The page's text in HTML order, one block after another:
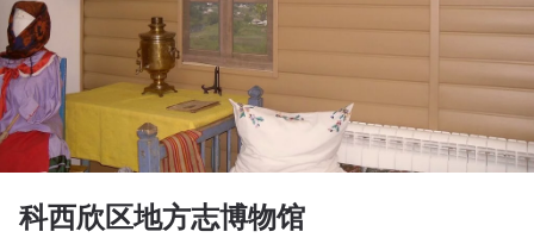
科西欣区地方志博物馆